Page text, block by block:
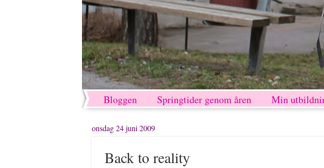
Bloggen Springtider genom åren Min
onsdag 24 juni 2009
Back to reality